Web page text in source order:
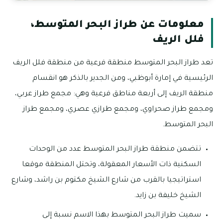
معلومات عن طراز البحر المتوسط،
فلل الريف
تعد طراز البحر المتوسط منطقة فرعية من منطقة فلل الريف
الرئيسية في إمارة أبوظبي، ومن الجدير بالذكر هو انقسام
منطقة الريف إلى أربعة مناطق فرعية وهي: مجمع طراز عربي،
ومجمع طراز صحراوي، ومجمع طرازي عصري، ومجمع طراز
البحر المتوسط.
تتضمن منطقة طراز البحر المتوسط عدد من الوحدات
السكنية ذات الأسعار المعقولة، وتحتل المنطقة موقعا
استراتيجيا بالقرب من شارع الشيخ مكتوم بن راشد، وشارع
الشيخ خليفة بن زايد.
سميت طراز البحر المتوسط بهذا الاسم نسبة إلى